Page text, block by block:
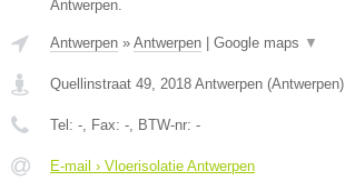
Antwerpen.
Antwerpen » Antwerpen Google maps ▼
Quellinstraat 49, 2018 Antwerpen (Antwerpen)
Tel: -, Fax: -, BTW-nr: -
E-mail › Vloerisolatie Antwerpen